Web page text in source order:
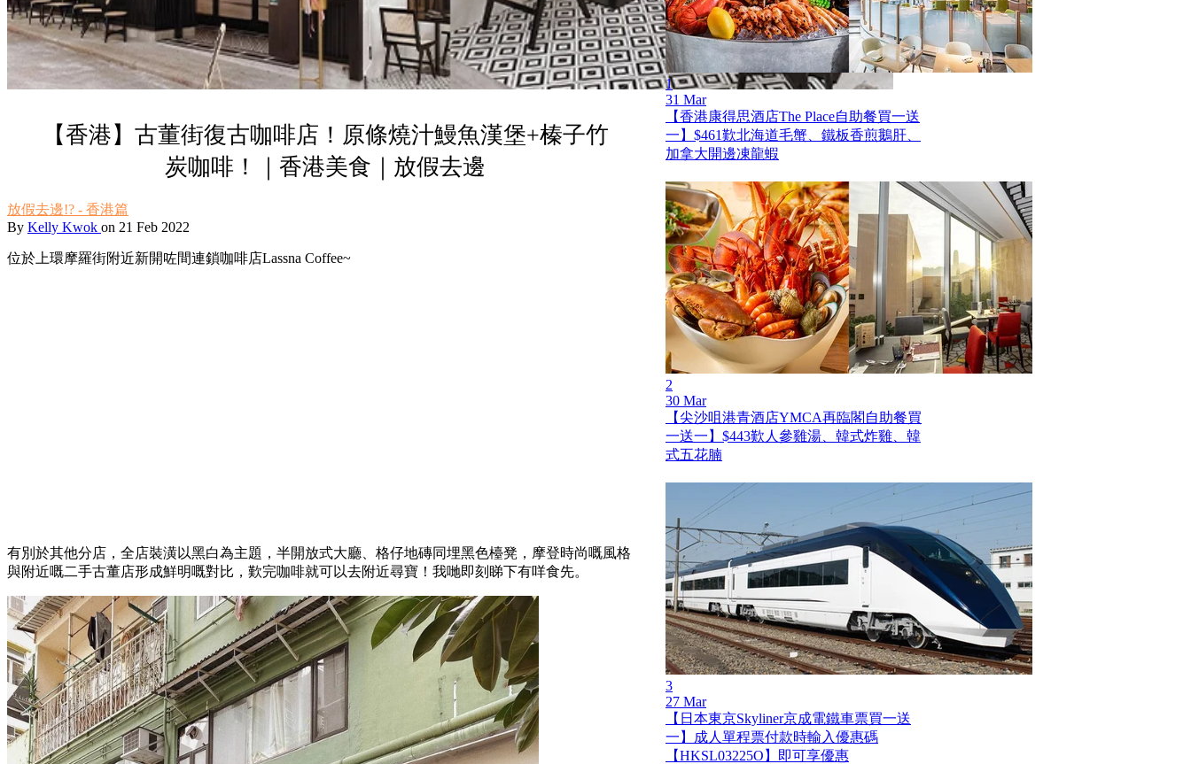
【香港】古董街復古咖啡店！原條燒汁鰻魚漢堡+榛子竹
炭咖啡！｜香港美食｜放假去邊
放假去邊!? - 香港篇
By Kelly Kwok on 21 Feb 2022
位於上環摩羅街附近新開咗間連鎖咖啡店Lassna Coffee~
有別於其他分店，全店裝潢以黑白為主題，半開放式大廳、格仔地磚同埋黑色檯凳，摩登時尚嘅風格
與附近嘅二手古董店形成鮮明嘅對比，歎完咖啡就可以去附近尋寶！我哋即刻睇下有咩食先。
1
31 Mar
【香港康得思酒店The Place自助餐買一送
一】$461歎北海道毛蟹、鐵板香煎鵝肝、
加拿大開邊凍龍蝦
2
30 Mar
【尖沙咀港青酒店YMCA再臨閣自助餐買
一送一】$443歎人參雞湯、韓式炸雞、韓
式五花腩
3
27 Mar
【日本東京Skyliner京成電鐵車票買一送
一】成人單程票付款時輸入優惠碼
【HKSL03225O】即可享優惠